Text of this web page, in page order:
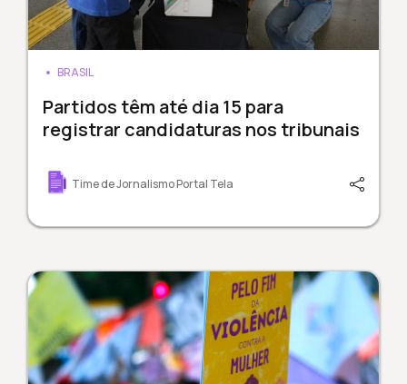
BRASIL
Partidos têm até dia 15 para
registrar candidaturas nos tribunais
Time de Jornalismo Portal Tela